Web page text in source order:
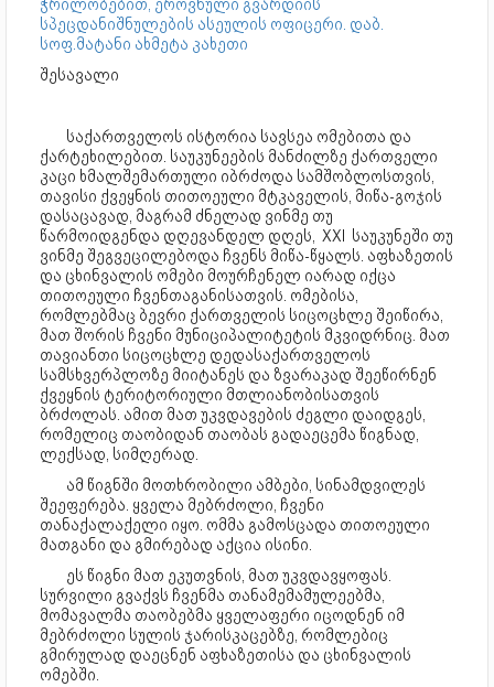
ჭრილობებით, ეროვნული გვარდიის
სპეცდანიშნულების ასეულის ოფიცერი. დაბ.
სოფ.მატანი ახმეტა კახეთი
შესავალი
საქართველოს ისტორია სავსეა ომებითა და
ქარტეხილებით. საუკუნეების მანძილზე ქართველი
კაცი ხმალშემართული იბრძოდა სამშობლოსთვის,
თავისი ქვეყნის თითოეული მტკაველის, მიწა-გოჯის
დასაცავად, მაგრამ ძნელად ვინმე თუ
წარმოიდგენდა დღევანდელ დღეს, XXI საუკუნეში თუ
ვინმე შეგვეცილებოდა ჩვენს მიწა-წყალს. აფხაზეთის
და ცხინვალის ომები მოურჩენელ იარად იქცა
თითოეული ჩვენთაგანისათვის. ომებისა,
რომლებმაც ბევრი ქართველის სიცოცხლე შეიწირა,
მათ შორის ჩვენი მუნიციპალიტეტის მკვიდრნიც. მათ
თავიანთი სიცოცხლე დედასაქართველოს
სამსხვერპლოზე მიიტანეს და ზვარაკად შეეწირნენ
ქვეყნის ტერიტორიული მთლიანობისათვის
ბრძოლას. ამით მათ უკვდავების ძეგლი დაიდგეს,
რომელიც თაობიდან თაობას გადაეცემა წიგნად,
ლექსად, სიმღერად.
ამ წიგნში მოთხრობილი ამბები, სინამდვილეს
შეეფერება. ყველა მებრძოლი, ჩვენი
თანაქალაქელი იყო. ომმა გამოსცადა თითოეული
მათგანი და გმირებად აქცია ისინი.
ეს წიგნი მათ ეკუთვნის, მათ უკვდავყოფას.
სურვილი გვაქვს ჩვენმა თანამემამულეებმა,
მომავალმა თაობებმა ყველაფერი იცოდნენ იმ
მებრძოლი სულის ჯარისკაცებზე, რომლებიც
გმირულად დაეცნენ აფხაზეთისა და ცხინვალის
ომებში.